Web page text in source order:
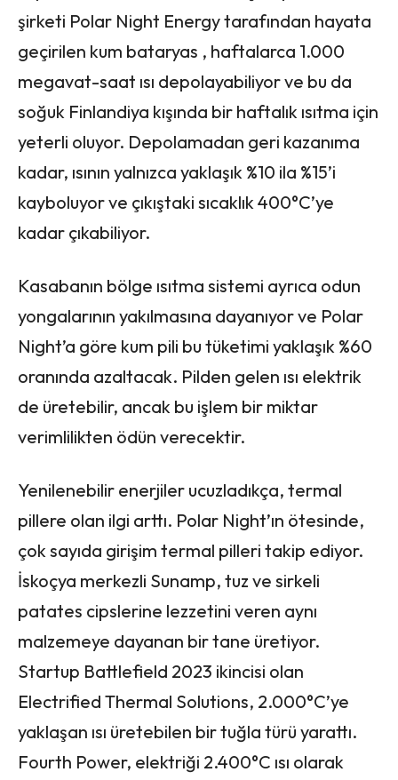
şirketi Polar Night Energy tarafından hayata
geçirilen kum bataryas , haftalarca 1.000
megavat-saat ısı depolayabiliyor ve bu da
soğuk Finlandiya kışında bir haftalık ısıtma için
yeterli oluyor. Depolamadan geri kazanıma
kadar, ısının yalnızca yaklaşık %10 ila %15’i
kayboluyor ve çıkıştaki sıcaklık 400°C’ye
kadar çıkabiliyor.
Kasabanın bölge ısıtma sistemi ayrıca odun
yongalarının yakılmasına dayanıyor ve Polar
Night’a göre kum pili bu tüketimi yaklaşık %60
oranında azaltacak. Pilden gelen ısı elektrik
de üretebilir, ancak bu işlem bir miktar
verimlilikten ödün verecektir.
Yenilenebilir enerjiler ucuzladıkça, termal
pillere olan ilgi arttı. Polar Night’ın ötesinde,
çok sayıda girişim termal pilleri takip ediyor.
İskoçya merkezli Sunamp, tuz ve sirkeli
patates cipslerine lezzetini veren aynı
malzemeye dayanan bir tane üretiyor.
Startup Battlefield 2023 ikincisi olan
Electrified Thermal Solutions, 2.000°C’ye
yaklaşan ısı üretebilen bir tuğla türü yarattı.
Fourth Power, elektriği 2.400°C ısı olarak